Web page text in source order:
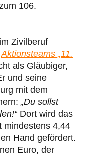
106.
Zivilberuf
Aktionsteams „11.
als Gläubiger,
und seine
mit dem
„Du sollst
Dort wird das
mindestens 4,44
Hand gefördert.
Euro, der